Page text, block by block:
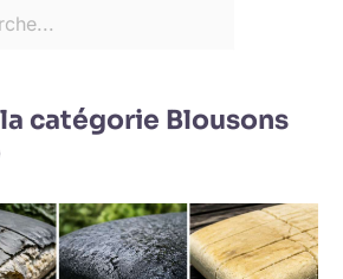
catégorie Blousons